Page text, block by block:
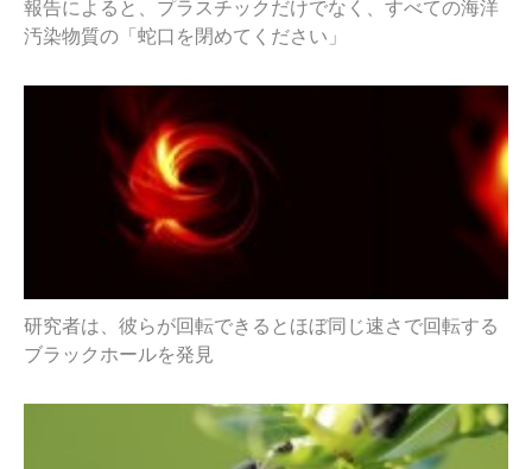
報告によると、プラスチックだけでなく、すべての海洋
汚染物質の「蛇口を閉めてください」
研究者は、彼らが回転できるとほぼ同じ速さで回転する
ブラックホールを発見